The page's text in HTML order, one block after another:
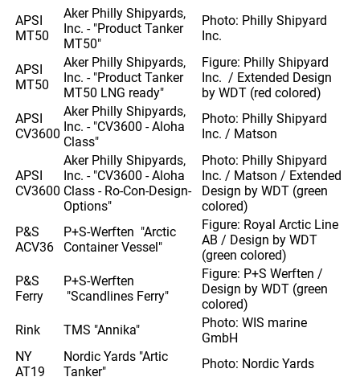
APSI
MT50
Aker Philly Shipyards,
Inc. - "Product Tanker
MT50"
Photo: Philly Shipyard
Inc.
APSI
MT50
Aker Philly Shipyards,
Inc. - "Product Tanker
MT50 LNG ready"
Figure: Philly Shipyard
Inc. / Extended Design
by WDT (red colored)
APSI
CV3600
Aker Philly Shipyards,
Inc. - "CV3600 - Aloha
Class"
Photo: Philly Shipyard
Inc. / Matson
APSI
CV3600
Aker Philly Shipyards,
Inc. - "CV3600 - Aloha
Class - Ro-Con-Design-
Options"
Photo: Philly Shipyard
Inc. / Matson / Extended
Design by WDT (green
colored)
P&S
ACV36
P+S-Werften "Arctic
Container Vessel"
Figure: Royal Arctic Line
AB / Design by WDT
(green colored)
P&S
Ferry
P+S-Werften
"Scandlines Ferry"
Figure: P+S Werften /
Design by WDT (green
colored)
Rink
TMS "Annika"
Photo: WIS marine
GmbH
NY
AT19
Nordic Yards "Artic
Tanker"
Photo: Nordic Yards